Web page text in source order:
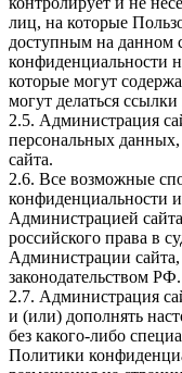
лиц, на которые
доступным на данном
конфиденциальности
которые могут
могут делаться
2.5. Администрация
персональных
сайта.
2.6. Все возможные
конфиденциальности
Администрацией
российского права в
Администрации
законодательством РФ.
2.7. Администрация
и (или) дополнять
без какого-либо
Политики